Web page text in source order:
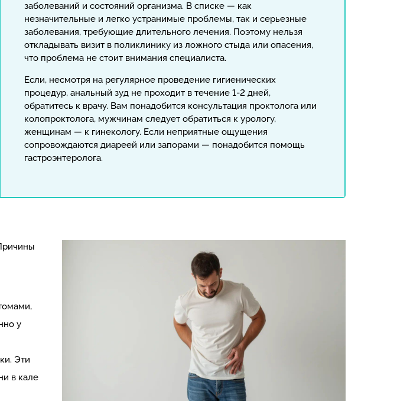
заболеваний и состояний организма. В списке — как
незначительные и легко устранимые проблемы, так и серьезные
заболевания, требующие длительного лечения. Поэтому нельзя
откладывать визит в поликлинику из ложного стыда или опасения,
что проблема не стоит внимания специалиста.
Если, несмотря на регулярное проведение гигиенических
процедур, анальный зуд не проходит в течение 1-2 дней,
обратитесь к врачу. Вам понадобится консультация проктолога или
колопроктолога, мужчинам следует обратиться к урологу,
женщинам — к гинекологу. Если неприятные ощущения
сопровождаются диареей или запорами — понадобится помощь
гастроэнтеролога.
у
Эти
в кале